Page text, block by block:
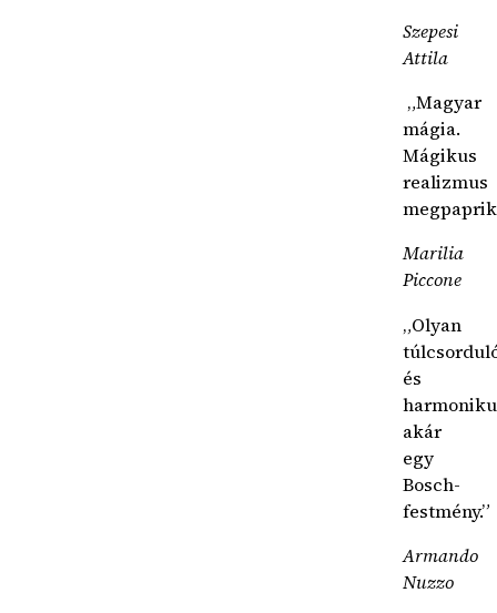
Szepesi
Attila
„Magyar
mágia.
Mágikus
realizmus
Marilia
Piccone
„Olyan
és
akár
egy
Bosch-
festmény.”
Armando
Nuzzo